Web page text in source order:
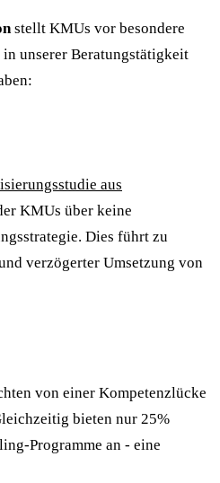
stellt KMUs vor besondere
unserer Beratungstätigkeit
aus
KMUs über keine
Dies führt zu
verzögerter Umsetzung von
von einer Kompetenzlücke
bieten nur 25%
Programme an - eine